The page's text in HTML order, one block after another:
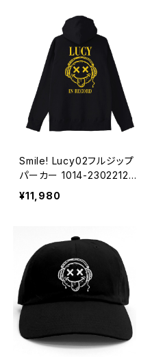
Smile! Lucy02フルジップ
パーカー 1014-23022127
2
¥11,980